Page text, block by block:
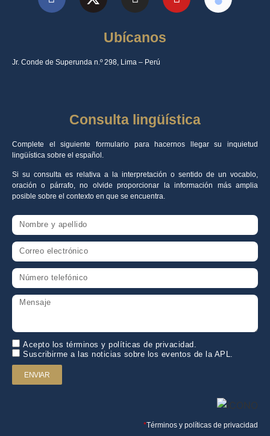
Ubícanos
Jr. Conde de Superunda n.º 298, Lima – Perú
Consulta lingüística
Complete el siguiente formulario para hacernos llegar su inquietud
lingüística sobre el español.
Si su consulta es relativa a la interpretación o sentido de un vocablo,
oración o párrafo, no olvide proporcionar la información más amplia
posible sobre el contexto en que se encuentra.
Acepto los términos y políticas de privacidad.
Suscribirme a las noticias sobre los eventos de la APL.
ENVIAR
*Términos y políticas de privacidad